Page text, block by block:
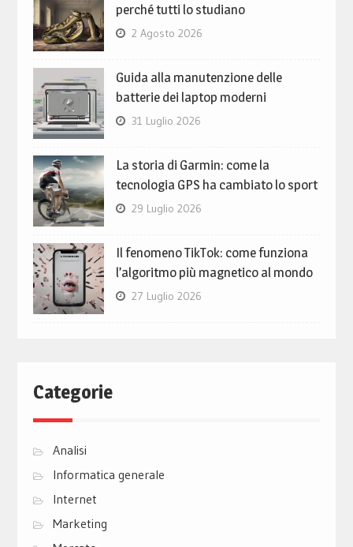
perché tutti lo studiano
2 Agosto 2026
Guida alla manutenzione delle
batterie dei laptop moderni
31 Luglio 2026
La storia di Garmin: come la
tecnologia GPS ha cambiato lo sport
29 Luglio 2026
Il fenomeno TikTok: come funziona
l’algoritmo più magnetico al mondo
27 Luglio 2026
Categorie
Analisi
Informatica generale
Internet
Marketing